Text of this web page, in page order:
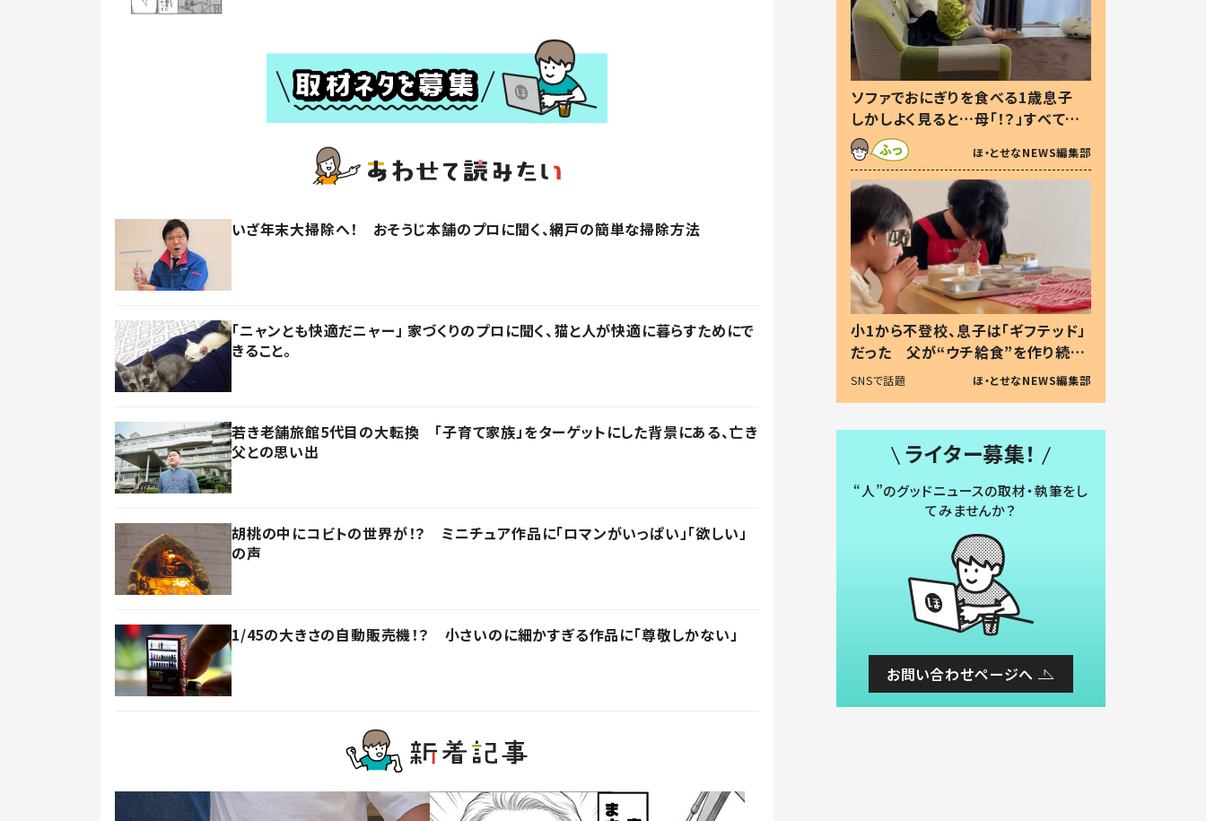
いざ年末大掃除へ！ おそうじ本舗のプロに聞く、網戸の簡単な掃除方法
「ニャンとも快適だニャー」 家づくりのプロに聞く、猫と人が快適に暮らすためにで
きること。
若き老舗旅館5代目の大転換 「子育て家族」をターゲットにした背景にある、亡き
父との思い出
胡桃の中にコビトの世界が！？ ミニチュア作品に「ロマンがいっぱい」「欲しい」
の声
1/45の大きさの自動販売機！？ 小さいのに細かすぎる作品に「尊敬しかない」
ソファでおにぎりを食べる1歳息子
しかしよく見ると…母「！？」すべてを
察した母の投稿に「可愛いから許
す！」「現行犯〜」
ほ・とせなNEWS編集部
小1から不登校、息子は「ギフテッド」
だった 父が“ウチ給食”を作り続け
る理由とは #令和の親 #令和の子
SNSで話題 ほ・とせなNEWS編集部
ライター募集！
“人”のグッドニュースの取材・執筆をし
てみませんか？
お問い合わせページへ